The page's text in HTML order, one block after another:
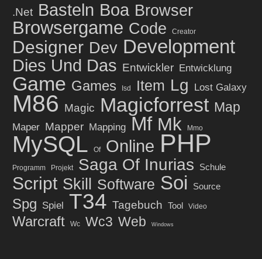
.net Basteln Boa Browser
Browsergame Code Creator
Designer Dev Development
Dies Und Das Entwickler Entwicklung
Game Games Isd Item Lg Lost Galaxy
M86 Magic Magicforrest Map
Maper Mapper Mapping Mf Mk Mmo
MySQL Of Online PHP
Programm Projekt Saga Of Inurias Schule
Script Skill Software Soi Source
Spg Spiel T34 Tagebuch Tool Video
Warcraft Wc Wc3 Web Windows